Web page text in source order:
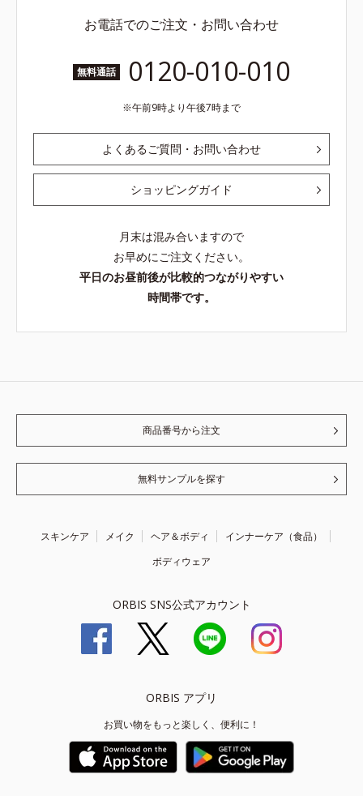
お電話でのご注文・お問い合わせ
無料通話 0120-010-010
午前9時より午後7時まで
よくあるご質問・お問い合わせ
ショッピングガイド
月末は混み合いますので
お早めにご注文ください。
平日のお昼前後が比較的つながりやすい
時間帯です。
商品番号から注文
無料サンプルを探す
スキンケア メイク ヘア＆ボディ
インナーケア（食品）
ボディウェア
ORBIS SNS公式アカウント
ORBIS アプリ
お買い物をもっと楽しく、便利に！